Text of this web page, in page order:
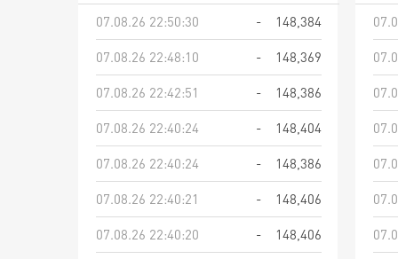
07.08.26 22:50:30
-
148,384
07.08.26 22:48:10
-
148,369
07.08.26 22:42:51
-
148,386
07.08.26 22:40:24
-
148,404
07.08.26 22:40:24
-
148,386
07.08.26 22:40:21
-
148,406
07.08.26 22:40:20
-
148,406